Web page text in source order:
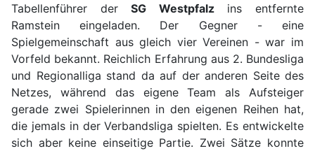
Tabellenführer derSG Westpfalzins entfernte
Ramstein eingeladen. Der Gegner - eine
Spielgemeinschaft aus gleich vier Vereinen - war im
Vorfeld bekannt. Reichlich Erfahrung aus 2. Bundesliga
und Regionalliga stand da auf der anderen Seite des
Netzes, während das eigene Team als Aufsteiger
gerade zwei Spielerinnen in den eigenen Reihen hat,
die jemals in der Verbandsliga spielten. Es entwickelte
sich aber keine einseitige Partie. Zwei Sätze konnte